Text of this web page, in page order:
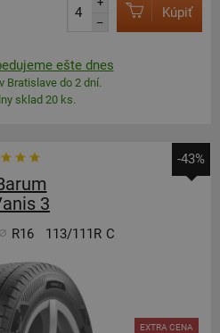
–
Kúpiť
ešte dnes
Bratislave do 2 dní.
sklad 20 ks.
-43%
3
R16 113/111R C
EXTRA CENA